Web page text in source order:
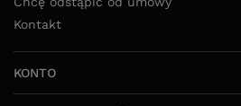
Kontakt
KONTO